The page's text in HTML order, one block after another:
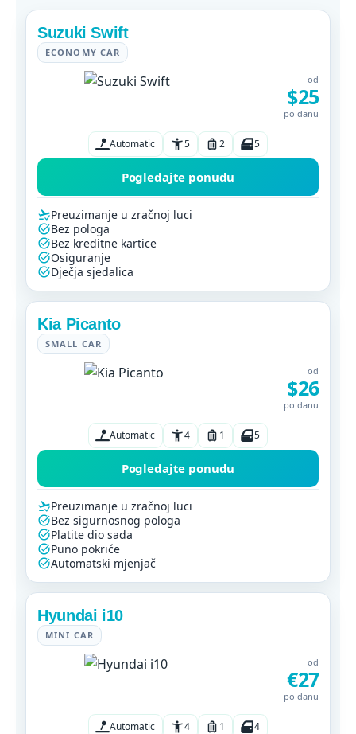
Suzuki Swift
ECONOMY CAR
od
$25
po danu
Automatic 5 2 5
Pogledajte ponudu
Preuzimanje u zračnoj luci
Bez pologa
Bez kreditne kartice
Osiguranje
Dječja sjedalica
Kia Picanto
SMALL CAR
od
$26
po danu
Automatic 4 1 5
Pogledajte ponudu
Preuzimanje u zračnoj luci
Bez sigurnosnog pologa
Platite dio sada
Puno pokriće
Automatski mjenjač
Hyundai i10
MINI CAR
od
€27
po danu
Automatic 4 1 4